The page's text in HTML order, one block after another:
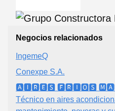
Negocios relacionados
IngemeQ
Conexpe S.A.
🅰🅸🆁🅴🆂 🅵🆁🅸🅾🆂
Técnico en aires